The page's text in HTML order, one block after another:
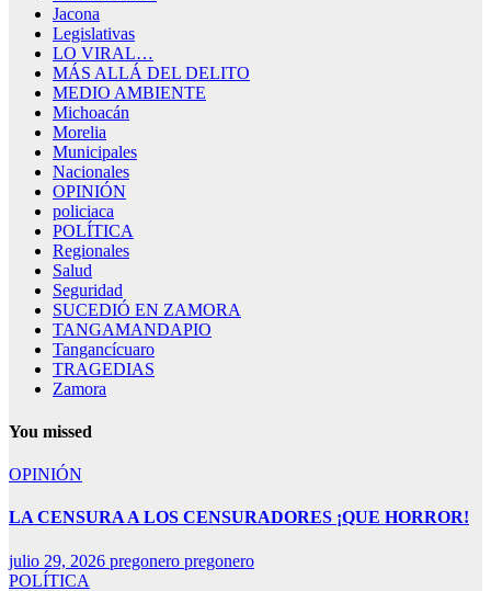
Jacona
Legislativas
LO VIRAL…
MÁS ALLÁ DEL DELITO
MEDIO AMBIENTE
Michoacán
Morelia
Municipales
Nacionales
OPINIÓN
policiaca
POLÍTICA
Regionales
Salud
Seguridad
SUCEDIÓ EN ZAMORA
TANGAMANDAPIO
Tangancícuaro
TRAGEDIAS
Zamora
You missed
OPINIÓN
LA CENSURA A LOS CENSURADORES ¡QUE HORROR!
julio 29, 2026 pregonero pregonero
POLÍTICA